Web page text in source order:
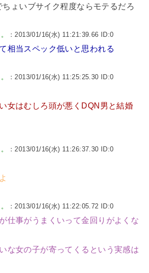
ょいブサイク程度ならモテるだろ
：2013/01/16(水) 11:21:39.66 ID:0
相当スペック低いと思われる
：2013/01/16(水) 11:25:25.30 ID:0
女はむしろ頭が悪くDQN男と結婚
：2013/01/16(水) 11:26:37.30 ID:0
：2013/01/16(水) 11:22:05.72 ID:0
仕事がうまくいって金回りがよくな
な女の子が寄ってくるという実感は